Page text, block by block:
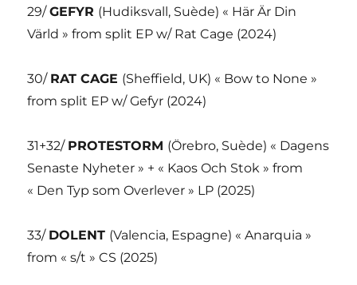
29/GEFYR (Hudiksvall, Suède) « Här Är Din
Värld » from split EP w/ Rat Cage (2024)
30/ RAT CAGE (Sheffield, UK) « Bow to None »
from split EP w/ Gefyr (2024)
31+32/ PROTESTORM (Örebro, Suède) « Dagens
Senaste Nyheter » + « Kaos Och Stok » from
« Den Typ som Overlever » LP (2025)
33/ DOLENT (Valencia, Espagne) « Anarquia »
from « s/t » CS (2025)